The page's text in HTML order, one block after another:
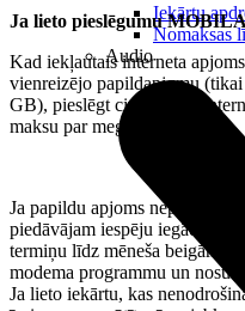
Iekārtu
Nomaksas
Audio
Ja lieto pieslēgumu
Kad iekļautais interneta
vienreizējo papildapjomu
GB), pieslēgt citu mobilā
maksu par megabaitu.
Ja papildu apjoms
piedāvājam iespēju iegādāties
termiņu līdz mēneša beigām
modema programmu un nosūti
Ja lieto iekārtu, kas